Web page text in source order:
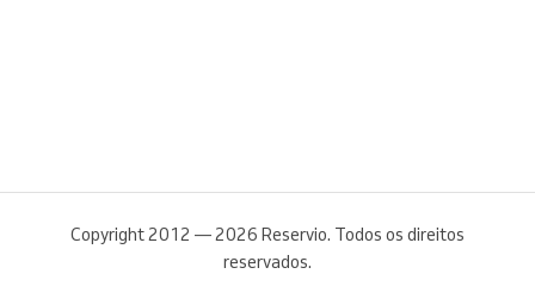
Copyright 2012 — 2026 Reservio. Todos os direitos
reservados.